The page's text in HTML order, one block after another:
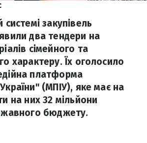
системі закупівель
два тендери на
сімейного та
характеру. Їх оголосило
платформа
(МПІУ), яке має на
на них 32 мільйони
бюджету.